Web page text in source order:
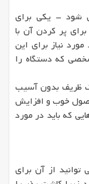
شود - یکی برای
پر کردن آن با
نیاز برای این
که دستگاه را
ظریف بدون آسیب
خوب و افزایش
که باید در مورد
از آن برای